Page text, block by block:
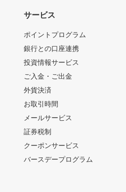
サービス
ポイントプログラム
銀行との口座連携
投資情報サービス
ご入金・ご出金
外貨決済
お取引時間
メールサービス
証券税制
クーポンサービス
バースデープログラム